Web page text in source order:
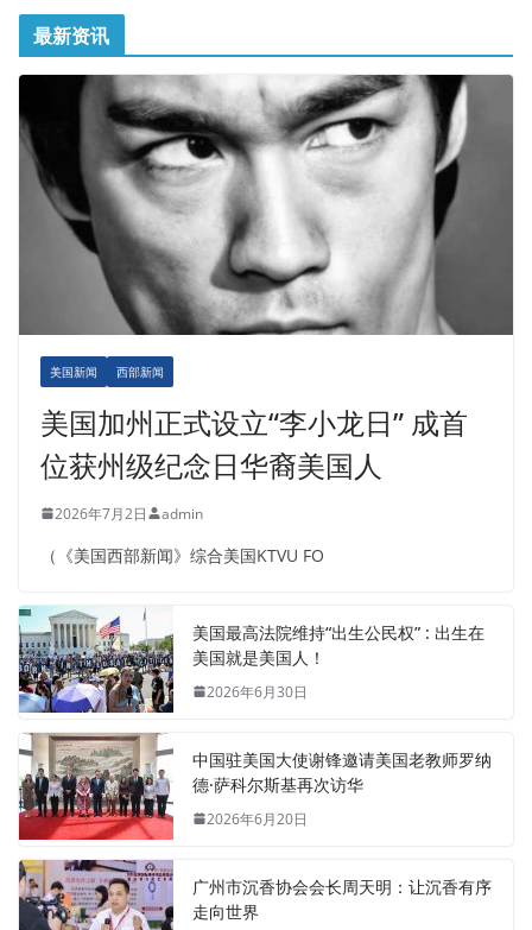
最新资讯
美国新闻 西部新闻
美国加州正式设立“李小龙日” 成首
位获州级纪念日华裔美国人
2026年7月2日 admin
（《美国西部新闻》综合美国KTVU FO
美国最高法院维持“出生公民权” : 出生在
美国就是美国人！
2026年6月30日
中国驻美国大使谢锋邀请美国老教师罗纳
德·萨科尔斯基再次访华
2026年6月20日
广州市沉香协会会长周天明：让沉香有序
走向世界